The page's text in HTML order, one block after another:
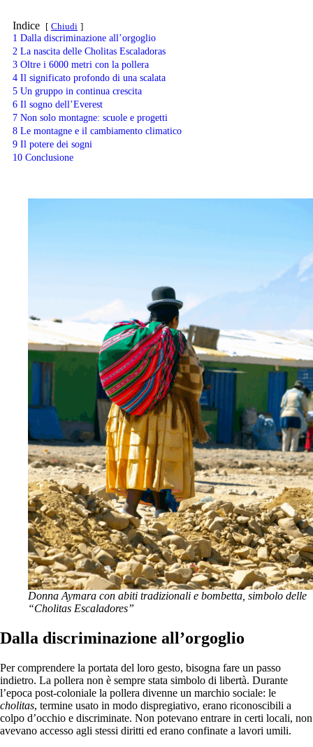
Indice Chiudi
1 Dalla discriminazione all’orgoglio
2 La nascita delle Cholitas Escaladoras
3 Oltre i 6000 metri con la pollera
4 Il significato profondo di una scalata
5 Un gruppo in continua crescita
6 Il sogno dell’Everest
7 Non solo montagne: scuole e progetti
8 Le montagne e il cambiamento climatico
9 Il potere dei sogni
10 Conclusione
Donna Aymara con abiti tradizionali e bombetta, simbolo delle
“Cholitas Escaladores”
Dalla discriminazione all’orgoglio
Per comprendere la portata del loro gesto, bisogna fare un passo
indietro. La pollera non è sempre stata simbolo di libertà. Durante
l’epoca post-coloniale la pollera divenne un marchio sociale: le
cholitas, termine usato in modo dispregiativo, erano riconoscibili a
colpo d’occhio e discriminate. Non potevano entrare in certi locali, non
avevano accesso agli stessi diritti ed erano confinate a lavori umili.